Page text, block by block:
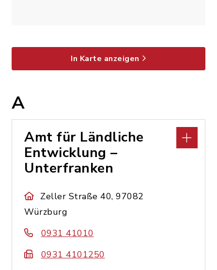
In Karte anzeigen
A
Amt für Ländliche
Entwicklung –
Unterfranken
Zeller Straße 40, 97082
Würzburg
0931 41010
0931 4101250